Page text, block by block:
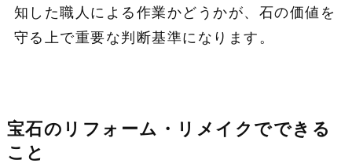
知した職人による作業かどうかが、石の価値を
守る上で重要な判断基準になります。
宝石のリフォーム・リメイクでできる
こと